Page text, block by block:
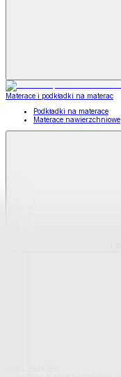
Materace i podkładki na materac
Podkładki na materace
Materace nawierzchniowe